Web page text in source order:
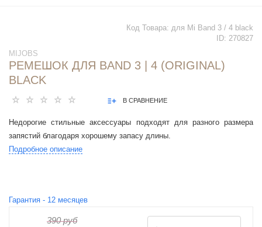
Код Товара: для Mi Band 3 / 4 black
ID: 270827
MIJOBS
РЕМЕШОК ДЛЯ BAND 3 | 4 (ORIGINAL)
BLACK
В СРАВНЕНИЕ
Недорогие стильные аксессуары подходят для разного размера
запястий благодаря хорошему запасу длины.
Подробное описание
Гарантия - 12 месяцев
390 руб